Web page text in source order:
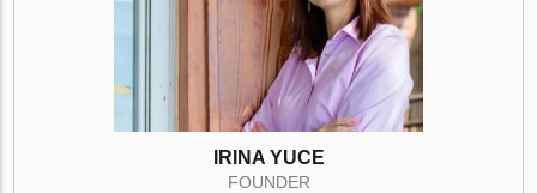
IRINA YUCE
FOUNDER